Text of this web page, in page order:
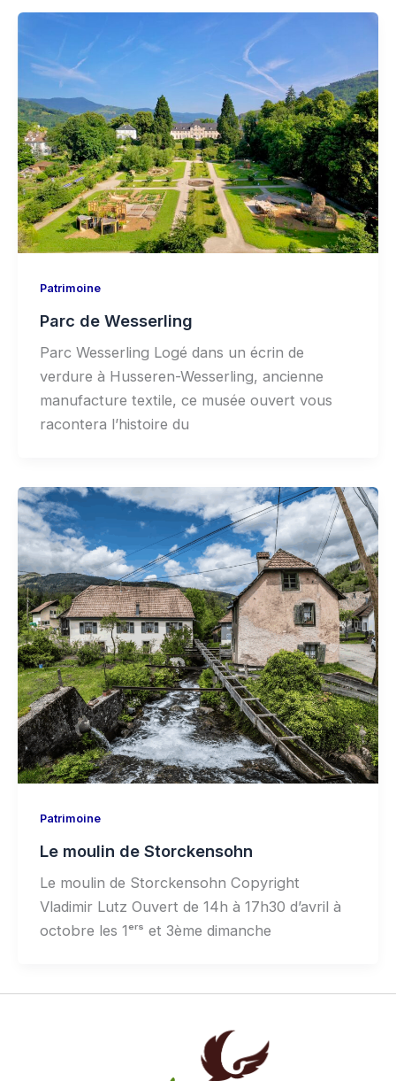
Patrimoine
Parc de Wesserling
Parc Wesserling Logé dans un écrin de
verdure à Husseren-Wesserling, ancienne
manufacture textile, ce musée ouvert vous
racontera l’histoire du
Patrimoine
Le moulin de Storckensohn
Le moulin de Storckensohn Copyright
Vladimir Lutz Ouvert de 14h à 17h30 d’avril à
octobre les 1ᵉʳˢ et 3ème dimanche